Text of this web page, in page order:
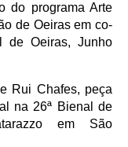
do programa Arte
de Oeiras em co-
de Oeiras, Junho
Rui Chafes, peça
na 26ª Bienal de
em São